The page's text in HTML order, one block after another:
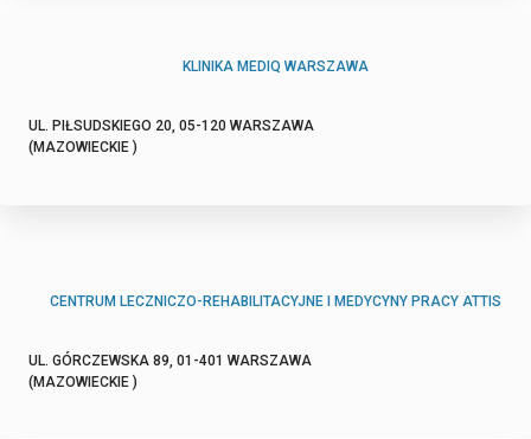
KLINIKA MEDIQ WARSZAWA
UL. PIŁSUDSKIEGO 20, 05-120 WARSZAWA
(MAZOWIECKIE )
CENTRUM LECZNICZO-REHABILITACYJNE I MEDYCYNY PRACY ATTIS
UL. GÓRCZEWSKA 89, 01-401 WARSZAWA
(MAZOWIECKIE )